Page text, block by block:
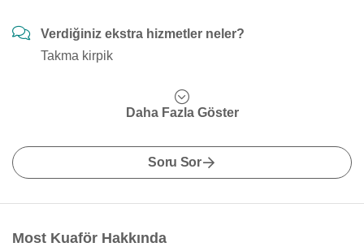
Verdiğiniz ekstra hizmetler neler?
Takma kirpik
Daha Fazla Göster
Soru Sor
Most Kuaför Hakkında